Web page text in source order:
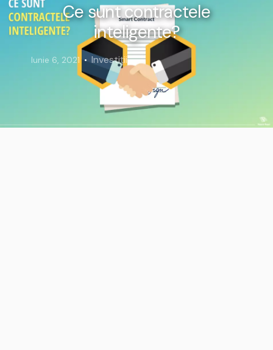
Ce sunt contractele
inteligente?
Iunie 6, 2021 Investiții